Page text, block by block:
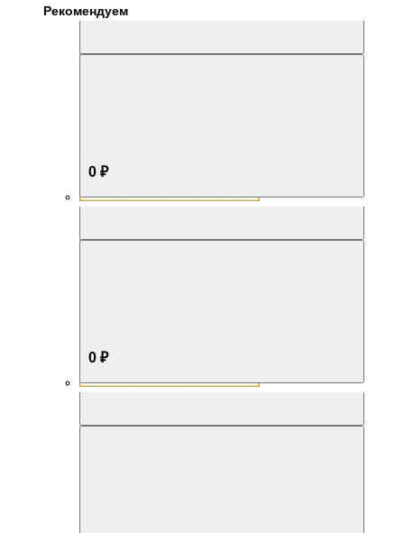
Рекомендуем
0 ₽
0 ₽